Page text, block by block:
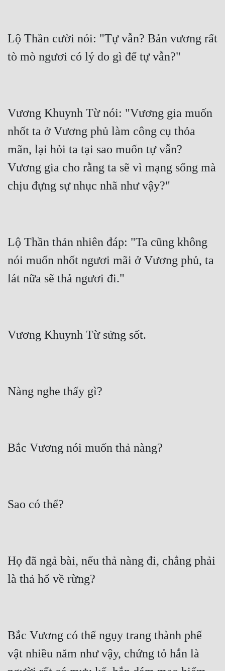
Lộ Thần cười nói: "Tự vẫn? Bản vương rất
Vương Khuynh Từ nói: "Vương gia muốn
nhốt ta ở Vương phủ làm công cụ thỏa
mãn, lại hỏi ta tại sao muốn tự vẫn?
Vương gia cho rằng ta sẽ vì mạng sống mà
Lộ Thần thản nhiên đáp: "Ta cũng không
nói muốn nhốt ngươi mãi ở Vương phủ, ta
Họ đã ngả bài, nếu thả nàng đi, chẳng phải
Bắc Vương có thể ngụy trang thành phế
vật nhiều năm như vậy, chứng tỏ hắn là